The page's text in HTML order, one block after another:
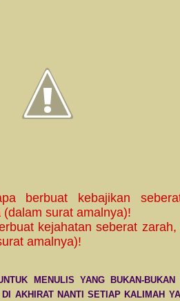
berbuat kebajikan
surat amalnya)!
kejahatan seberat zarah,
amalnya)!
MENULIS YANG BUKAN-
AKHIRAT NANTI SETIAP KALIMAH